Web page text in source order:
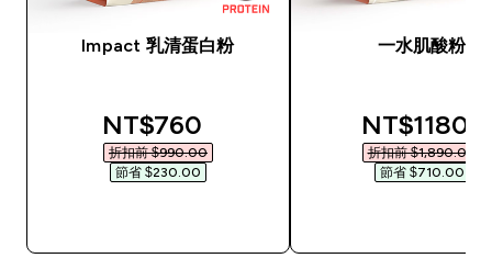
Impact 乳清蛋白粉
discounted price
NT$760‎
折扣前 $990.00‎
節省 $230.00‎
一水肌酸粉
NT$1180‎
折扣前 $1,890.00‎
節省 $710.00‎